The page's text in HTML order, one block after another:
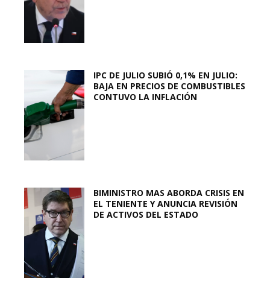
IPC DE JULIO SUBIÓ 0,1% EN JULIO:
BAJA EN PRECIOS DE COMBUSTIBLES
CONTUVO LA INFLACIÓN
BIMINISTRO MAS ABORDA CRISIS EN
EL TENIENTE Y ANUNCIA REVISIÓN
DE ACTIVOS DEL ESTADO